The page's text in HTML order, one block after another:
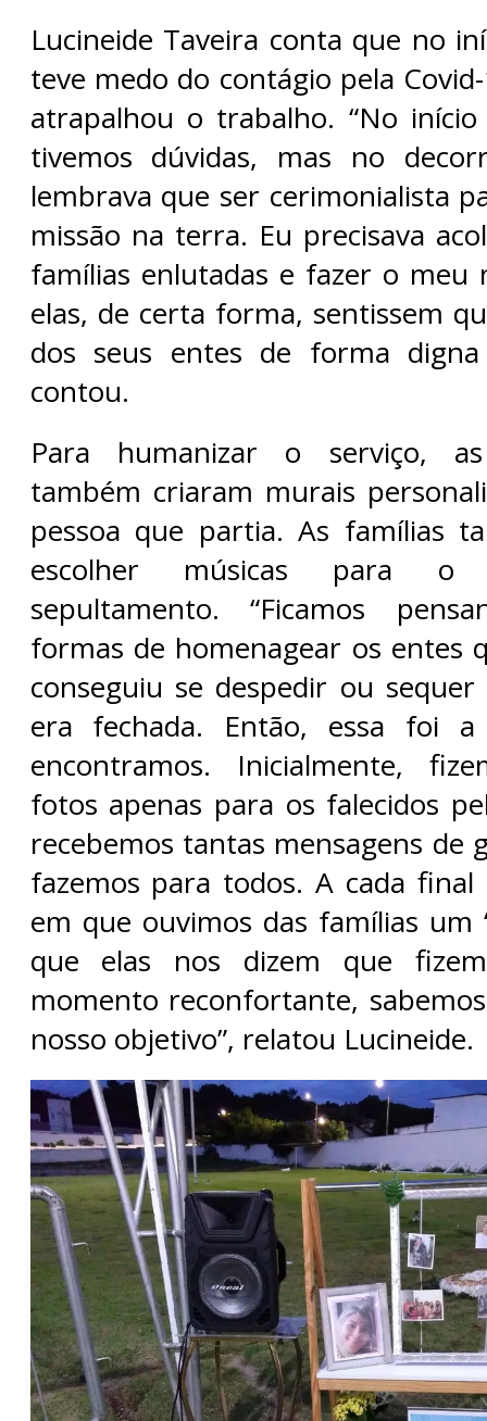
Lucineide Taveira conta que no
teve medo do contágio pela
atrapalhou o trabalho. “No
tivemos dúvidas, mas no
lembrava que ser cerimonialista
missão na terra. Eu precisava
famílias enlutadas e fazer o meu
elas, de certa forma, sentissem
dos seus entes de forma
contou.
Para humanizar o serviço, as
também criaram murais
pessoa que partia. As famílias
escolher músicas para o
sepultamento. “Ficamos
formas de homenagear os entes
conseguiu se despedir ou
era fechada. Então, essa foi
encontramos. Inicialmente,
fotos apenas para os falecidos
recebemos tantas mensagens de
fazemos para todos. A cada
em que ouvimos das famílias um
que elas nos dizem que
momento reconfortante,
nosso objetivo”, relatou Lucineide.